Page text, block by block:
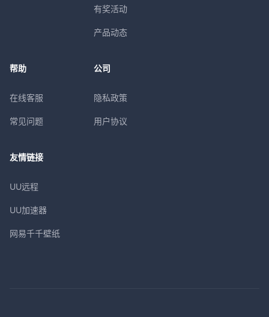
有奖活动
产品动态
帮助
在线客服
常见问题
公司
隐私政策
用户协议
友情链接
UU远程
UU加速器
网易千千壁纸